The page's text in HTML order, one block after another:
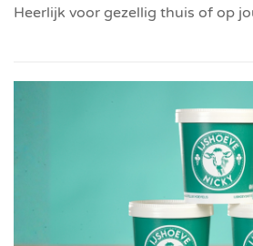
Heerlijk voor gezellig thuis of op